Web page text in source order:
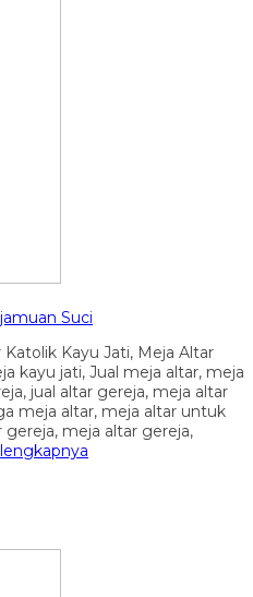
Suci
Kayu Jati, Meja Altar
kayu jati, Jual meja altar, meja
jual altar gereja, meja altar
meja altar, meja altar untuk
meja altar gereja,